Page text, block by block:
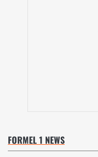
FORMEL 1 NEWS